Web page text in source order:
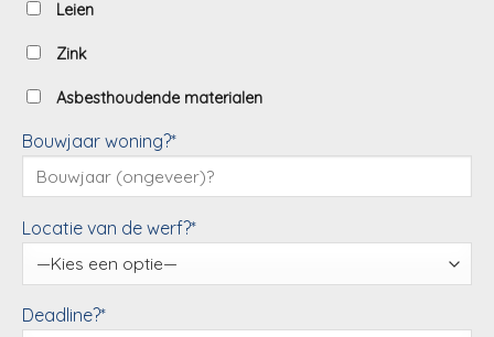
Leien
Zink
Asbesthoudende materialen
Bouwjaar woning?*
Locatie van de werf?*
Deadline?*